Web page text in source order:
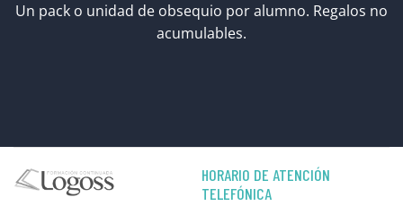
Un pack o unidad de obsequio por alumno. Regalos no
acumulables.
HORARIO DE ATENCIÓN
TELEFÓNICA